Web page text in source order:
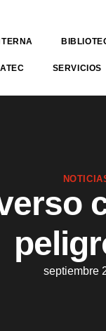
SERVICIOS
septiembre